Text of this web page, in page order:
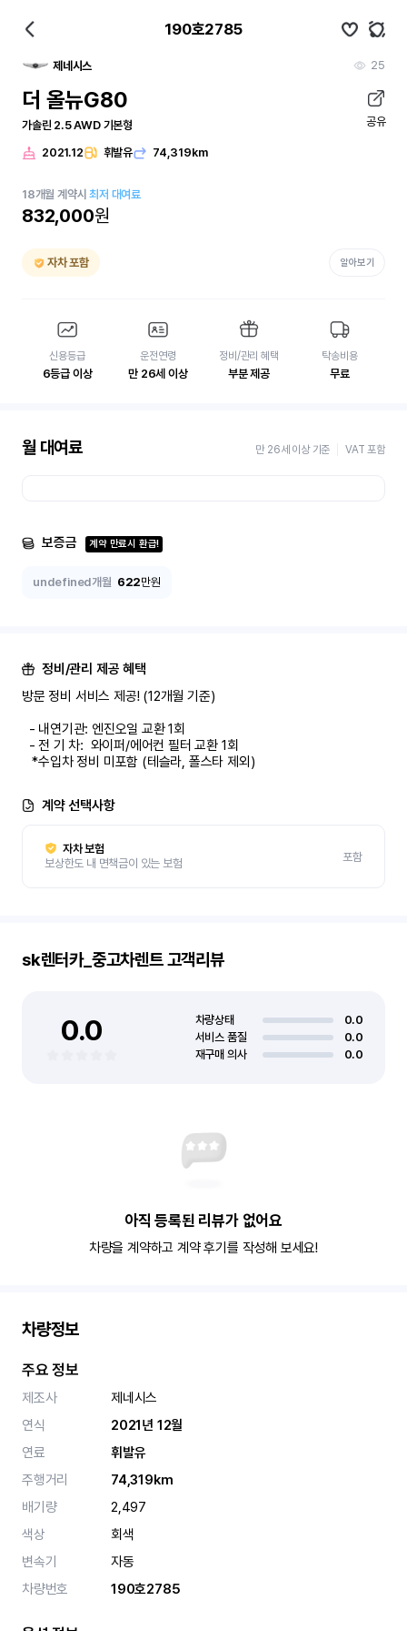
190호2785
제네시스 25
더 올뉴G80
가솔린 2.5 AWD 기본형 공유
2021.12 휘발유 74,319km
18개월 계약시최저 대여료
832,000원
자차 포함 알아보기
신용등급
6등급 이상
운전연령
만 26세 이상
정비/관리 혜택
부분 제공
탁송비용
무료
월 대여료 만 26세 이상 기준 VAT 포함
보증금 계약 만료시 환급!
undefined개월 622만원
정비/관리 제공 혜택
방문 정비 서비스 제공! (12개월 기준)
   *수입차 정비 미포함 (테슬라, 폴스타 제외)
계약 선택사항
자차 보험
보상한도 내 면책금이 있는 보험
포함
sk렌터카_중고차렌트고객리뷰
0.0 차량상태
0.0
서비스 품질
0.0
재구매 의사
0.0
아직 등록된 리뷰가 없어요
차량을 계약하고 계약 후기를 작성해 보세요!
차량정보
주요 정보
제조사
제네시스
연식
2021년 12월
연료
휘발유
주행거리
74,319km
배기량
2,497
색상
회색
변속기
자동
차량번호
190호2785